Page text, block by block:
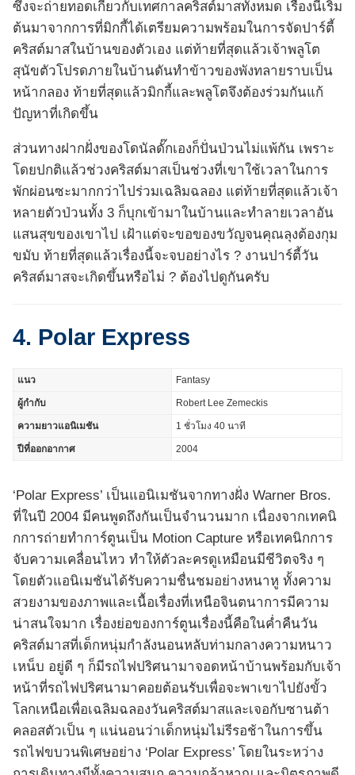
ซึ่งจะถ่ายทอดเกี่ยวกับเทศกาลคริสต์มาสทั้งหมด เรื่องนี้เริ่ม
ต้นมาจากการที่มิกกี้ได้เตรียมความพร้อมในการจัดปาร์ตี้
คริสต์มาสในบ้านของตัวเอง แต่ท้ายที่สุดแล้วเจ้าพลูโต
สุนัขตัวโปรดภายในบ้านดันทำข้าวของพังทลายราบเป็น
หน้ากลอง ท้ายที่สุดแล้วมิกกี้และพลูโตจึงต้องร่วมกันแก้
ปัญหาที่เกิดขึ้น
ส่วนทางฝากฝั่งของโดนัลดั๊กเองก็ปั่นป่วนไม่แพ้กัน เพราะ
โดยปกติแล้วช่วงคริสต์มาสเป็นช่วงที่เขาใช้เวลาในการ
พักผ่อนซะมากกว่าไปร่วมเฉลิมฉลอง แต่ท้ายที่สุดแล้วเจ้า
หลายตัวป่วนทั้ง 3 ก็บุกเข้ามาในบ้านและทำลายเวลาอัน
แสนสุขของเขาไป เฝ้าแต่จะขอของขวัญจนคุณลุงต้องกุม
ขมับ ท้ายที่สุดแล้วเรื่องนี้จะจบอย่างไร ? งานปาร์ตี้วัน
คริสต์มาสจะเกิดขึ้นหรือไม่ ? ต้องไปดูกันครับ
4. Polar Express
แนว Fantasy
ผู้กำกับ Robert Lee Zemeckis
ความยาวแอนิเมชัน 1 ชั่วโมง 40 นาที
ปีที่ออกอากาศ 2004
‘Polar Express’ เป็นแอนิเมชันจากทางฝั่ง Warner Bros.
ที่ในปี 2004 มีคนพูดถึงกันเป็นจำนวนมาก เนื่องจากเทคนิ
กการถ่ายทำการ์ตูนเป็น Motion Capture หรือเทคนิกการ
จับความเคลื่อนไหว ทำให้ตัวละครดูเหมือนมีชีวิตจริง ๆ
โดยตัวแอนิเมชันได้รับความชื่นชมอย่างหนาหู ทั้งความ
สวยงามของภาพและเนื้อเรื่องที่เหนือจินตนาการมีความ
น่าสนใจมาก เรื่องย่อของการ์ตูนเรื่องนี้คือในค่ำคืนวัน
คริสต์มาสที่เด็กหนุ่มกำลังนอนหลับท่ามกลางความหนาว
เหน็บ อยู่ดี ๆ ก็มีรถไฟปริศนามาจอดหน้าบ้านพร้อมกับเจ้า
หน้าที่รถไฟปริศนามาคอยต้อนรับเพื่อจะพาเขาไปยังขั้ว
โลกเหนือเพื่อเฉลิมฉลองวันคริสต์มาสและเจอกับซานต้า
คลอสตัวเป็น ๆ แน่นอนว่าเด็กหนุ่มไม่รีรอช้าในการขึ้น
รถไฟขบวนพิเศษอย่าง ‘Polar Express’ โดยในระหว่าง